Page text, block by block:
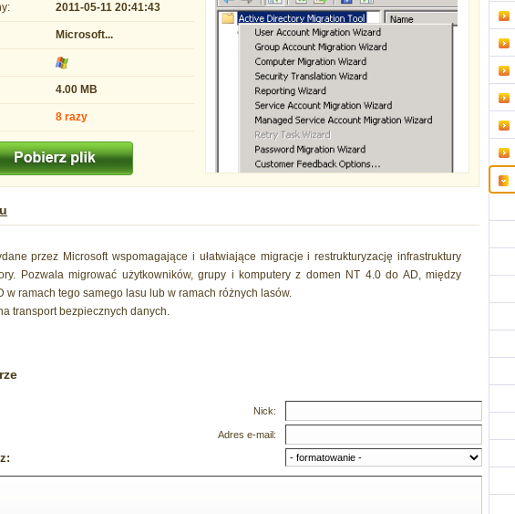
2011-05-11 20:41:43
Microsoft...
4.00 MB
8 razy
przez Microsoft wspomagające i ułatwiające migracje i restrukturyzację infrastruktury
Pozwala migrować użytkowników, grupy i komputery z domen NT 4.0 do AD, między
w ramach tego samego lasu lub w ramach różnych lasów.
transport bezpiecznych danych.
Nick:
Adres e-mail: